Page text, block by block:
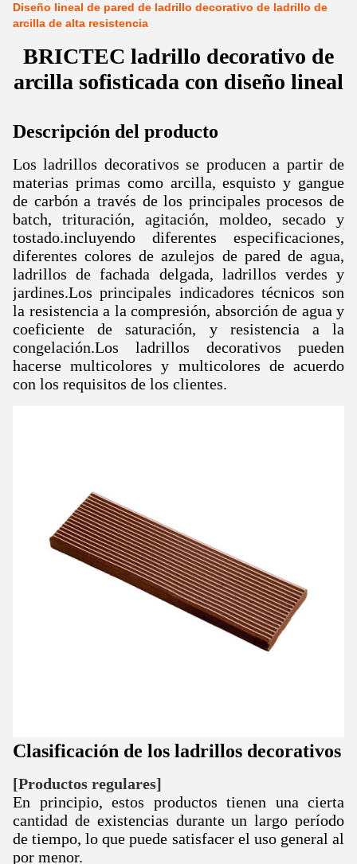
Diseño lineal de pared de ladrillo decorativo de ladrillo de
arcilla de alta resistencia
BRICTEC ladrillo decorativo de
arcilla sofisticada con diseño lineal
Descripción del producto
Los ladrillos decorativos se producen a partir de
materias primas como arcilla, esquisto y gangue
de carbón a través de los principales procesos de
batch, trituración, agitación, moldeo, secado y
tostado.incluyendo diferentes especificaciones,
diferentes colores de azulejos de pared de agua,
ladrillos de fachada delgada, ladrillos verdes y
jardines.Los principales indicadores técnicos son
la resistencia a la compresión, absorción de agua y
coeficiente de saturación, y resistencia a la
congelación.Los ladrillos decorativos pueden
hacerse multicolores y multicolores de acuerdo
con los requisitos de los clientes.
Clasificación de los ladrillos decorativos
[Productos regulares]
En principio, estos productos tienen una cierta
cantidad de existencias durante un largo período
de tiempo, lo que puede satisfacer el uso general al
por menor.